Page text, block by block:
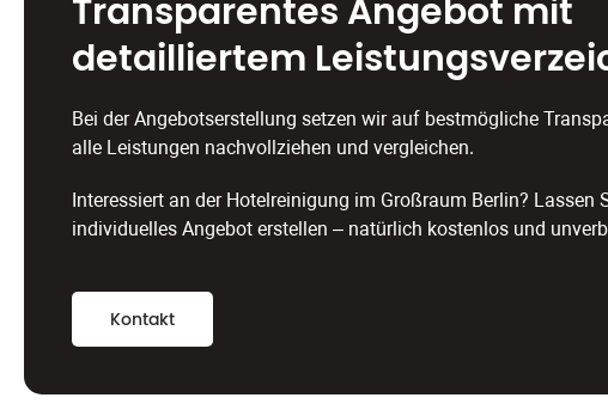
Transparentes Angebot mit
detailliertem Leistungs
Bei der Angebotserstellung setzen wir auf bestmögliche
alle Leistungen nachvollziehen und vergleichen.
Interessiert an der Hotelreinigung im Großraum Berlin? Lassen
individuelles Angebot erstellen – natürlich kostenlos und
Kontakt